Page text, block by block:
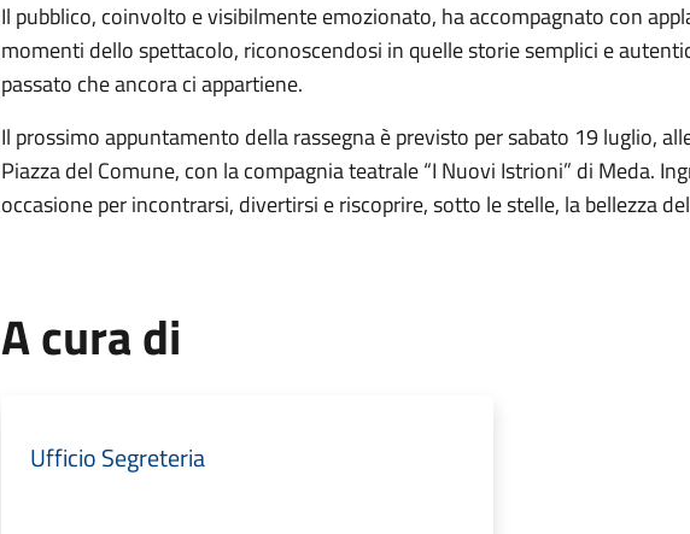
Il pubblico, coinvolto e visibilmente emozionato, ha accompagnato con
momenti dello spettacolo, riconoscendosi in quelle storie semplici e
passato che ancora ci appartiene.
Il prossimo appuntamento della rassegna è previsto per sabato 19 luglio,
Piazza del Comune, con la compagnia teatrale “I Nuovi Istrioni” di Meda.
occasione per incontrarsi, divertirsi e riscoprire, sotto le stelle, la bellezza
A cura di
Ufficio Segreteria